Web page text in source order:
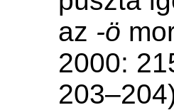
az -ö
2000: